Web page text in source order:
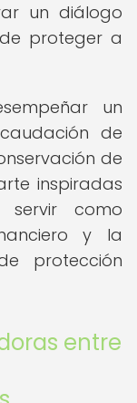
un diálogo
proteger a
un
de
de
inspiradas
servir como
y la
protección
entre